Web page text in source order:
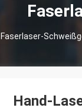
Faserlaser-
Hand-